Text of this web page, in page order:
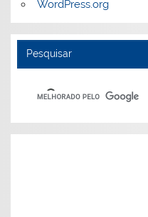
WordPress.org
Pesquisar